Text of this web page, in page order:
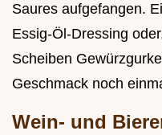
Saures aufgefangen.
Essig-Öl-Dressing
Scheiben
Geschmack noch
Wein- und